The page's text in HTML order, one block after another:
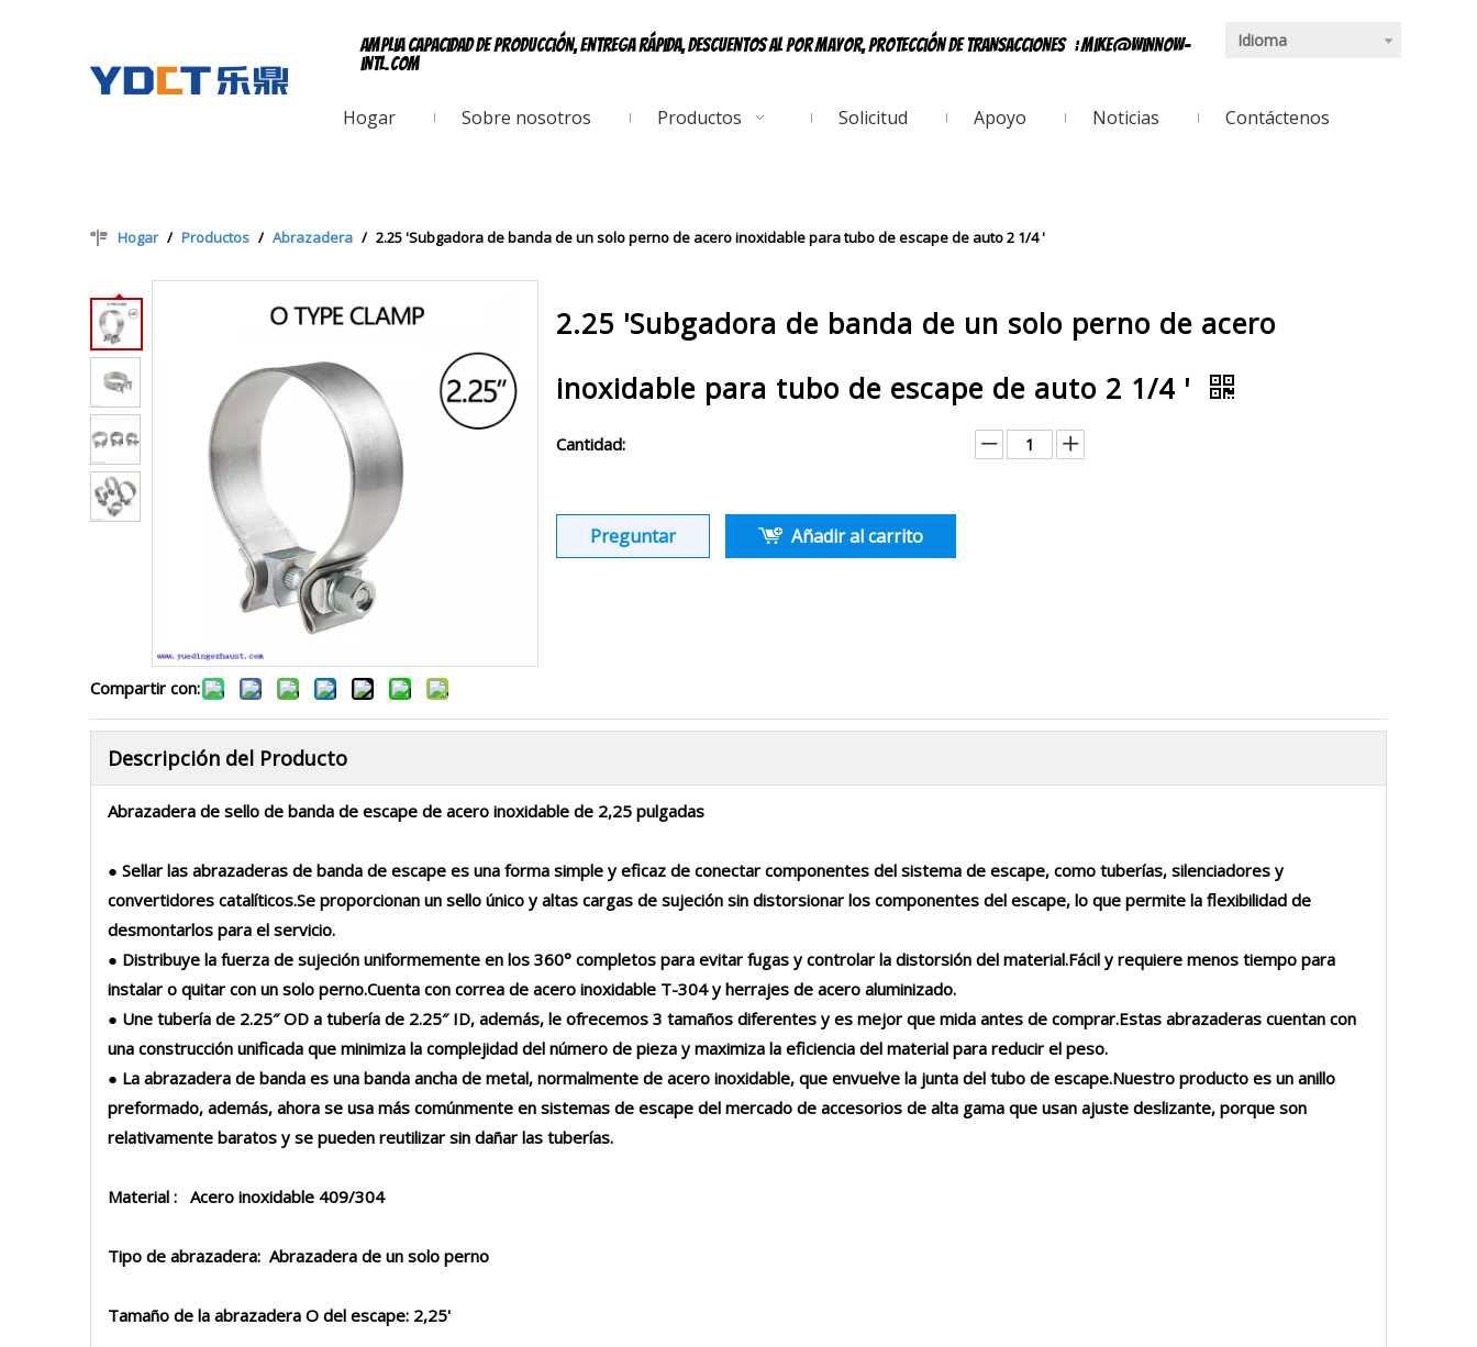
Amplia capacidad de producción, entrega rápida, descuentos al por mayor, protección de transacciones :mike@winnow-
intl.com
Idioma
Hogar Sobre nosotros Productos Solicitud Apoyo Noticias Contáctenos
Hogar / Productos / Abrazadera / 2.25 'Subgadora de banda de un solo perno de acero inoxidable para tubo de escape de auto 2 1/4 '
Compartir con:
2.25 'Subgadora de banda de un solo perno de acero
inoxidable para tubo de escape de auto 2 1/4 '
Cantidad:
Preguntar Añadir al carrito
Descripción del Producto
Abrazadera de sello de banda de escape de acero inoxidable de 2,25 pulgadas
● Sellar las abrazaderas de banda de escape es una forma simple y eficaz de conectar componentes del sistema de escape, como tuberías, silenciadores y
convertidores catalíticos.Se proporcionan un sello único y altas cargas de sujeción sin distorsionar los componentes del escape, lo que permite la flexibilidad de
desmontarlos para el servicio.
● Distribuye la fuerza de sujeción uniformemente en los 360° completos para evitar fugas y controlar la distorsión del material.Fácil y requiere menos tiempo para
instalar o quitar con un solo perno.Cuenta con correa de acero inoxidable T-304 y herrajes de acero aluminizado.
● Une tubería de 2.25″ OD a tubería de 2.25″ ID, además, le ofrecemos 3 tamaños diferentes y es mejor que mida antes de comprar.Estas abrazaderas cuentan con
una construcción unificada que minimiza la complejidad del número de pieza y maximiza la eficiencia del material para reducir el peso.
● La abrazadera de banda es una banda ancha de metal, normalmente de acero inoxidable, que envuelve la junta del tubo de escape.Nuestro producto es un anillo
preformado, además, ahora se usa más comúnmente en sistemas de escape del mercado de accesorios de alta gama que usan ajuste deslizante, porque son
relativamente baratos y se pueden reutilizar sin dañar las tuberías.
Material : Acero inoxidable 409/304
Tipo de abrazadera: Abrazadera de un solo perno
Tamaño de la abrazadera O del escape: 2,25'